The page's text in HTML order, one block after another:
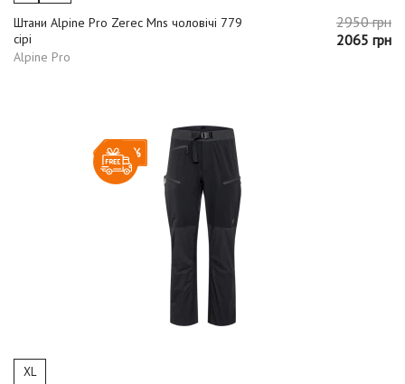
Штани Alpine Pro Zerec Mns чоловічі 779
сірі
Alpine Pro
2950 грн
2065 грн
-20%
XL